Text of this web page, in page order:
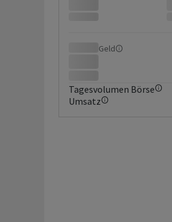
Geld
Tagesvolumen Börse
Umsatz